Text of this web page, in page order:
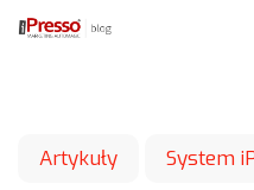
Artykuły System